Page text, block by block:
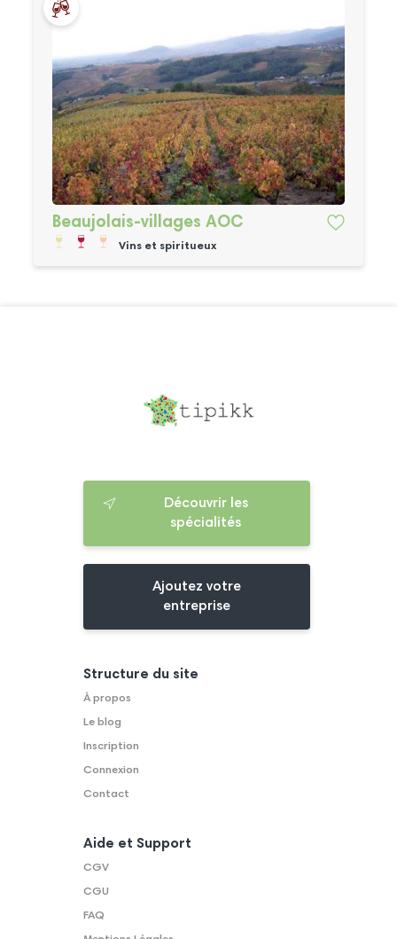
Beaujolais-villages AOC
Vins et spiritueux
Découvrir les
spécialités
Ajoutez votre
entreprise
Structure du site
À propos
Le blog
Inscription
Connexion
Contact
Aide et Support
CGV
CGU
FAQ